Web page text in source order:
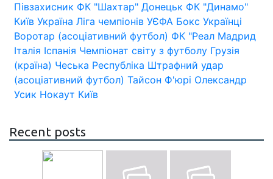
Півзахисник ФК "Шахтар" Донецьк ФК "Динамо"
Київ Україна Ліга чемпіонів УЄФА Бокс Українці
Воротар (асоціативний футбол) ФК "Реал Мадрид
Італія Іспанія Чемпіонат світу з футболу Грузія
(країна) Чеська Республіка Штрафний удар
(асоціативний футбол) Тайсон Ф'юрі Олександр
Усик Нокаут Київ
Recent posts